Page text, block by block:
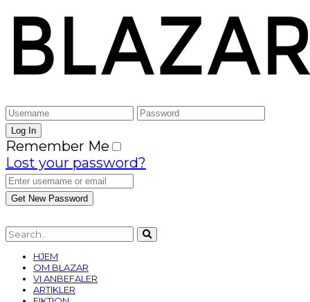
Remember Me
Lost your password?
HJEM
OM BLAZAR
VI ANBEFALER
ARTIKLER